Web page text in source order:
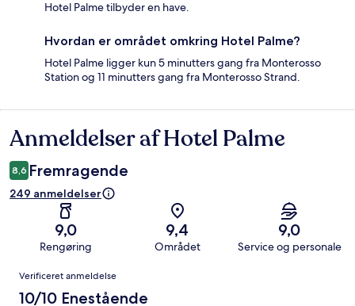
Hotel Palme tilbyder en have.
Hvordan er området omkring Hotel Palme?
Hotel Palme ligger kun 5 minutters gang fra Monterosso
Station og 11 minutters gang fra Monterosso Strand.
Anmeldelser
Anmeldelser af Hotel Palme
8,6 Fremragende
249 anmeldelser
9,0
Rengøring
9,4
Området
9,0
Service og personale
Anmeldelser
Verificeret anmeldelse
10/10 Enestående